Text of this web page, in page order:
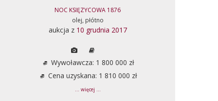
NOC KSIĘZYCOWA 1876
olej, płótno
aukcja z 10 grudnia 2017
Wywoławcza: 1 800 000 zł
Cena uzyskana: 1 810 000 zł
... więcej ...